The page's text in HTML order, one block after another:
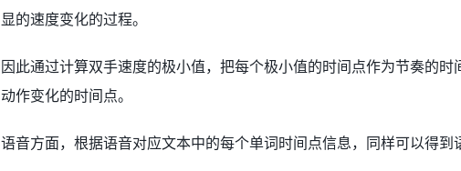
显的速度变化的过程。
因此通过计算双手速度的极小值，把每个极小值的时间点作为节奏的
动作变化的时间点。
语音方面，根据语音对应文本中的每个单词时间点信息，同样可以得到